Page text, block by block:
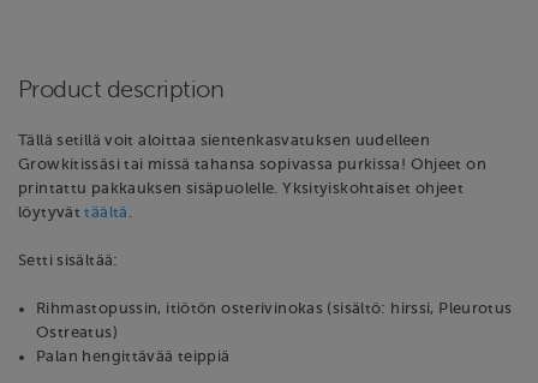
Product description
Tällä setillä voit aloittaa sientenkasvatuksen uudelleen
Growkitissäsi tai missä tahansa sopivassa purkissa! Ohjeet on
printattu pakkauksen sisäpuolelle. Yksityiskohtaiset ohjeet
löytyvättäältä .
Setti sisältää:
Rihmastopussin, itiötön osterivinokas (sisältö: hirssi, Pleurotus
Ostreatus)
Palan hengittävää teippiä